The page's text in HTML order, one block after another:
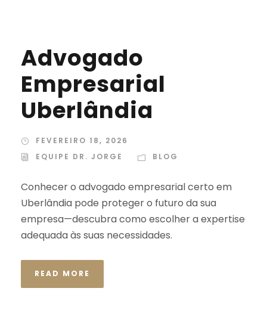
Advogado
Empresarial
Uberlândia
FEVEREIRO 18, 2026
EQUIPE DR. JORGE
BLOG
Conhecer o advogado empresarial certo em
Uberlândia pode proteger o futuro da sua
empresa—descubra como escolher a expertise
adequada às suas necessidades.
READ MORE